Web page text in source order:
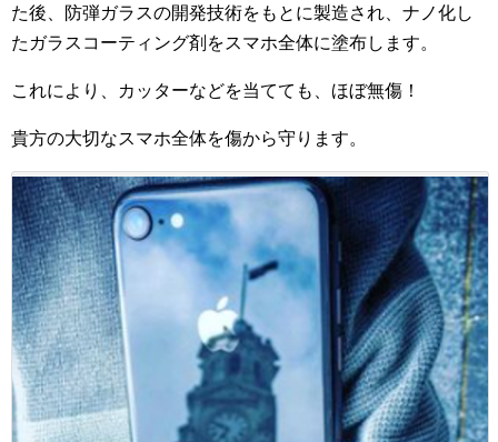
た後、防弾ガラスの開発技術をもとに製造され、ナノ化し
たガラスコーティング剤をスマホ全体に塗布します。
これにより、カッターなどを当てても、ほぼ無傷！
貴方の大切なスマホ全体を傷から守ります。